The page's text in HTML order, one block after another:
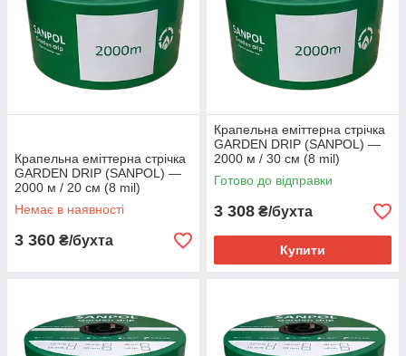
Крапельна еміттерна стрічка
GARDEN DRIP (SANPOL) —
2000 м / 20 см (8 mil)
Немає в наявності
3 360 ₴/бухта
Крапельна еміттерна стрічка
GARDEN DRIP (SANPOL) —
2000 м / 30 см (8 mil)
Готово до відправки
3 308 ₴/бухта
Купити